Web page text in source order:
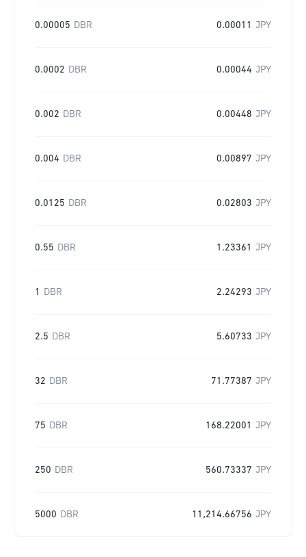
0.00005 DBR 0.00011 JPY
0.0002 DBR 0.00044 JPY
0.002 DBR 0.00448 JPY
0.004 DBR 0.00897 JPY
0.0125 DBR 0.02803 JPY
0.55 DBR 1.23361 JPY
1 DBR 2.24293 JPY
2.5 DBR 5.60733 JPY
32 DBR 71.77387 JPY
75 DBR 168.22001 JPY
250 DBR 560.73337 JPY
5000 DBR 11,214.66756 JPY